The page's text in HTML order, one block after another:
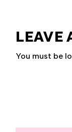
LEAVE
You must be